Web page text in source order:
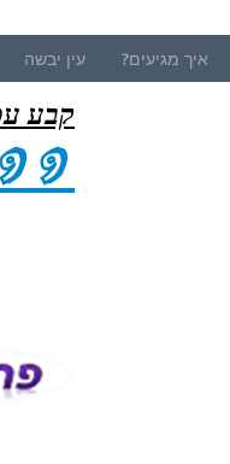
איך מגיעים? עין יבשה
קבע